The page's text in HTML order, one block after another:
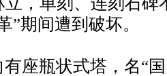
”期间遭到破坏。
座瓶状式塔，名“